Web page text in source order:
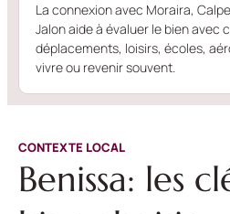
La connexion avec Moraira,
Jalon aide à évaluer le bien avec
déplacements, loisirs, écoles,
vivre ou revenir souvent.
CONTEXTE LOCAL
Benissa: les